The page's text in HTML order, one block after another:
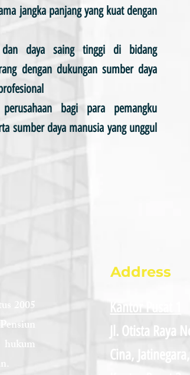
jangka panjang yang kuat dengan
dan daya saing tinggi di bidang
dengan dukungan sumber daya
bagi para pemangku
sumber daya manusia yang unggul
2005
Address
Kantor Pusat 1
Jl. Otista Raya
Cina,